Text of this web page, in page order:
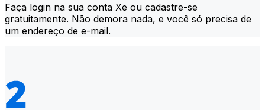
Faça login na sua conta Xe ou cadastre-se
gratuitamente. Não demora nada, e você só precisa de
um endereço de e-mail.